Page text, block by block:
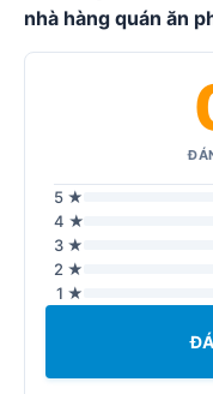
nhà hàng quán ăn
5 ★
4 ★
3 ★
2 ★
1 ★